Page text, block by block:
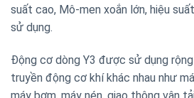
suất cao, Mô-men xoắn lớn, hiệu
sử dụng.
Động cơ dòng Y3 được sử dụng
truyền động cơ khí khác nhau như